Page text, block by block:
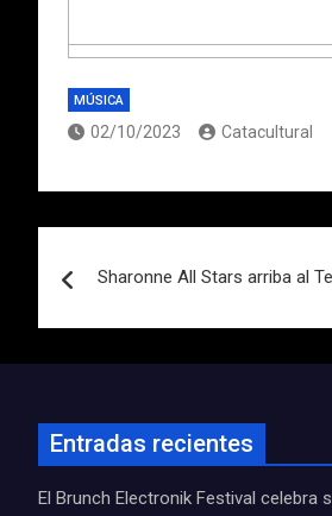
MÚSICA
02/10/2023 Catacultural
de
Sharonne All Stars arriba al
Entradas recientes
El Brunch Electronik Festival celebra